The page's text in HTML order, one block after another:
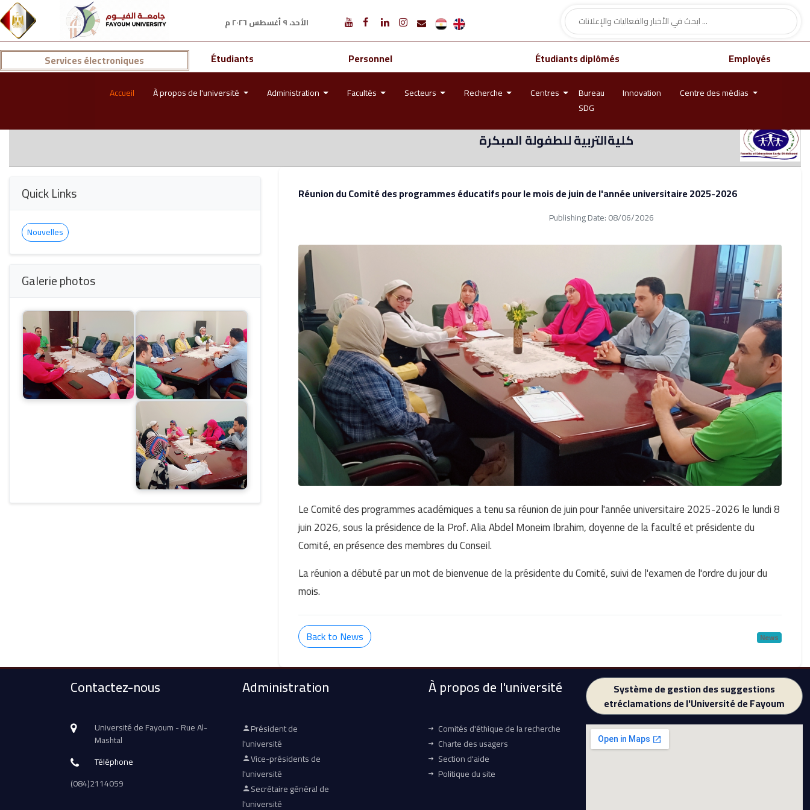
الأحد، ٩ أغسطس ٢٠٢٦ م
Services électroniques Étudiants Personnel Étudiants diplômés Employés
Accueil À propos de l'université Administration Facultés Secteurs Recherche Centres
Bureau
SDG
Innovation Centre des médias
كليةالتربية للطفولة المبكرة
Réunion du Comité des programmes éducatifs pour le mois de juin de l'année universitaire 2025-2026
Publishing Date: 08/06/2026
Le Comité des programmes académiques a tenu sa réunion de juin pour l'année universitaire 2025-2026 le lundi 8
juin 2026, sous la présidence de la Prof. Alia Abdel Moneim Ibrahim, doyenne de la faculté et présidente du
Comité, en présence des membres du Conseil.
La réunion a débuté par un mot de bienvenue de la présidente du Comité, suivi de l'examen de l'ordre du jour du
mois.
News
Back to News
Quick Links
Nouvelles
Galerie photos
Contactez-nous
Université de Fayoum - Rue Al-
Mashtal
Téléphone
(084)2114059
Administration
Président de
l'université
Vice-présidents de
l'université
Secrétaire général de
l'université
À propos de l'université
Comités d'éthique de la recherche
Charte des usagers
Section d'aide
Politique du site
Système de gestion des suggestions
etréclamations de l'Université de Fayoum